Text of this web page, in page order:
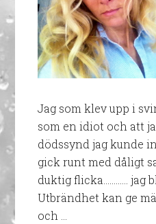
Jag som klev upp i
som en idiot och att
dödssynd jag kunde
gick runt med dåligt
duktig flicka………… jag
Utbrändhet kan ge
och …